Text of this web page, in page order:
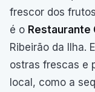
frescor dos
é o Restaurante
Ribeirão da Ilha.
ostras frescas e
local, como a